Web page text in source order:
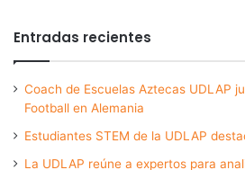
Entradas recientes
Coach de Escuelas Aztecas UDLAP
Football en Alemania
Estudiantes STEM de la UDLAP
La UDLAP reúne a expertos para